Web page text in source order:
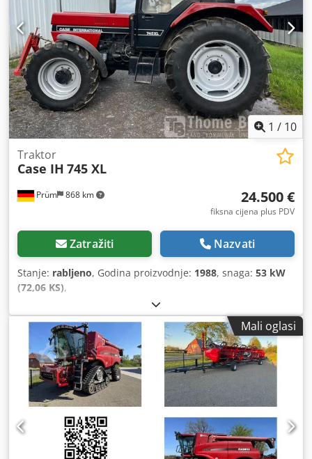
1 / 10
Prüm 868 km
Traktor
Case IH 745 XL
24.500 €
fiksna cijena plus PDV
Zatražiti Nazvati
Stanje: rabljeno, Godina proizvodnje: 1988, snaga: 53 kW
(72,06 KS),
Mali oglasi